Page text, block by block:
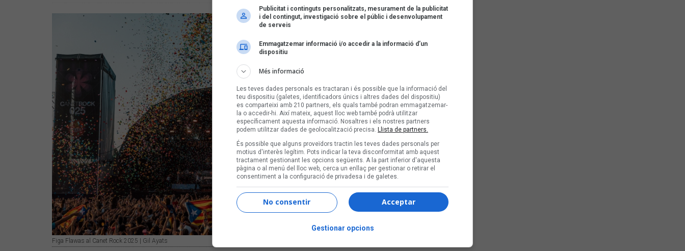
Figa Flawas al Canet Rock 2025 | Gil Ayats
Publicitat i continguts personalitzats, mesurament de la publicitat
i del contingut, investigació sobre el públic i desenvolupament
de serveis
Emmagatzemar informació i/o accedir a la informació d’un
dispositiu
Més informació
Les teves dades personals es tractaran i és possible que la informació del
teu dispositiu (galetes, identificadors únics i altres dades del dispositiu)
es comparteixi amb 210 partners, els quals també podran emmagatzemar-
la o accedir-hi. Així mateix, aquest lloc web també podrà utilitzar
específicament aquesta informació. Nosaltres i els nostres partners
podem utilitzar dades de geolocalització precisa. Llista de partners.
És possible que alguns proveïdors tractin les teves dades personals per
motius d'interès legítim. Pots indicar la teva disconformitat amb aquest
tractament gestionant les opcions següents. A la part inferior d'aquesta
pàgina o al menú del lloc web, cerca un enllaç per gestionar o retirar el
consentiment a la configuració de privadesa i de galetes.
Acceptar
No consentir
Gestionar opcions